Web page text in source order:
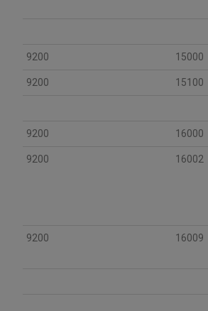
9200 15000
9200 15100
9200 16000
9200 16002
9200 16009